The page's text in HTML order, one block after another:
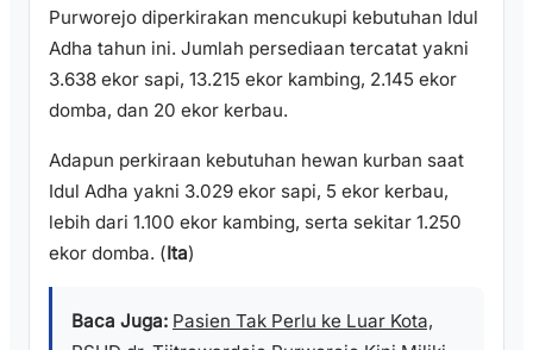
Purworejo diperkirakan mencukupi kebutuhan Idul
Adha tahun ini. Jumlah persediaan tercatat yakni
3.638 ekor sapi, 13.215 ekor kambing, 2.145 ekor
domba, dan 20 ekor kerbau.
Adapun perkiraan kebutuhan hewan kurban saat
Idul Adha yakni 3.029 ekor sapi, 5 ekor kerbau,
lebih dari 1.100 ekor kambing, serta sekitar 1.250
ekor domba. (Ita)
Baca Juga: Pasien Tak Perlu ke Luar Kota,